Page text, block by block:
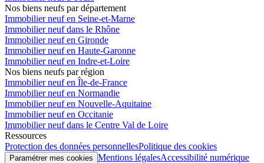
Nos biens neufs par département
Immobilier neuf en Seine-et-Marne
Immobilier neuf dans le Rhône
Immobilier neuf en Gironde
Immobilier neuf en Haute-Garonne
Immobilier neuf en Indre-et-Loire
Nos biens neufs par région
Immobilier neuf en Île-de-France
Immobilier neuf en Normandie
Immobilier neuf en Nouvelle-Aquitaine
Immobilier neuf en Occitanie
Immobilier neuf dans le Centre Val de Loire
Ressources
Protection des données personnellesPolitique des cookies
Paramétrer mes cookies Mentions légalesAccessibilité numérique